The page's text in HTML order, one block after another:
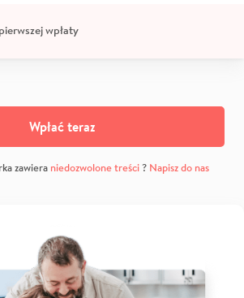
wpłaty
Wpłać teraz
zawiera niedozwolone treści? Napisz do nas